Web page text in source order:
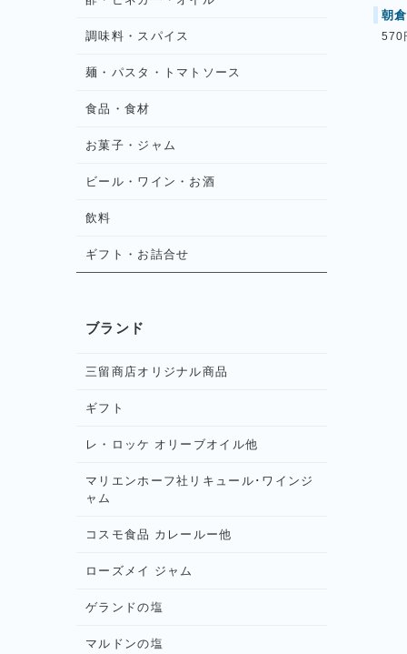
朝
570
調味料・スパイス
麺・パスタ・トマトソース
食品・食材
お菓子・ジャム
ビール・ワイン・お酒
飲料
ギフト・お詰合せ
ブランド
三留商店オリジナル商品
ギフト
レ・ロッケ オリーブオイル他
マリエンホーフ社リキュール･ワインジ
ャム
コスモ食品 カレールー他
ローズメイ ジャム
ゲランドの塩
マルドンの塩